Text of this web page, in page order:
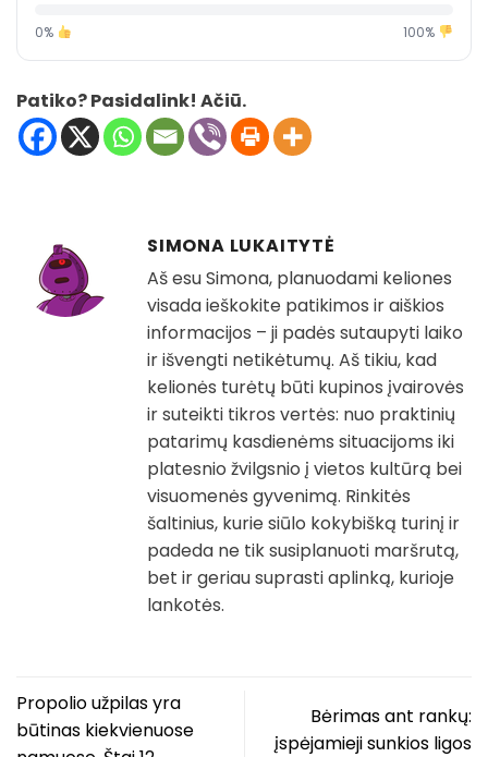
0% 100%
Patiko? Pasidalink! Ačiū.
SIMONA LUKAITYTĖ
Aš esu Simona, planuodami keliones
visada ieškokite patikimos ir aiškios
informacijos – ji padės sutaupyti laiko
ir išvengti netikėtumų. Aš tikiu, kad
kelionės turėtų būti kupinos įvairovės
ir suteikti tikros vertės: nuo praktinių
patarimų kasdienėms situacijoms iki
platesnio žvilgsnio į vietos kultūrą bei
visuomenės gyvenimą. Rinkitės
šaltinius, kurie siūlo kokybišką turinį ir
padeda ne tik susiplanuoti maršrutą,
bet ir geriau suprasti aplinką, kurioje
lankotės.
Propolio užpilas yra
būtinas kiekvienuose
Bėrimas ant rankų:
įspėjamieji sunkios ligos